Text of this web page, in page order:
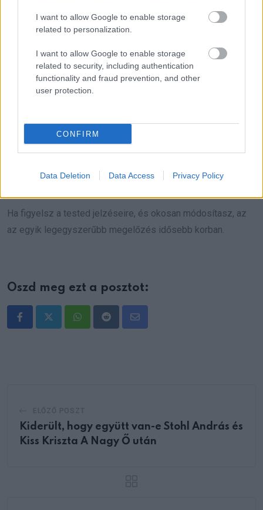
I want to allow Google to enable storage
related to personalization.
I want to allow Google to enable storage
related to security, including authentication
functionality and fraud prevention, and other
user protection.
CONFIRM
Data Deletion Data Access Privacy Policy
A cél az önállóság
megtartása
A fürdés maradjon kellemes, biztonságos rutin. Nem az a
cél, hogy korlátozni kelljen magad, hanem az, hogy a
szokásaid igazodjanak a test változó jelzéseihez.
legkockázatosabb, mert ébredés után alacsonyabb lehet a
vérnyomás, és lassabb a szervezet alkalmazkodása. Ha
későbbre időzíted a fürdést, és mérsékled a víz hőfokát,
Ha figyelsz a tested jelzéseire, és okosan módosítasz, az
az egyik legegyszerűbb megelőzés idősebb korban.
Oszd meg ezt a posztot:
WhatsappRedditShare
Kiderült, hogy együtt van-e Stohl András és
Kiss Kriszta A Nagy Ő után